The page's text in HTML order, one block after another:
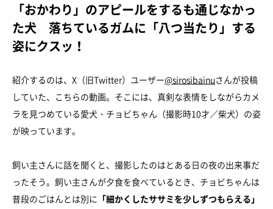
「おかわり」のアピールをするも通じなかっ
た犬 落ちているガムに「八つ当たり」する
姿にクスッ！
紹介するのは、X（旧Twitter）ユーザー@sirosibainuさんが投稿
していた、こちらの動画。そこには、真剣な表情をしながらカメ
ラを見つめている愛犬・チョビちゃん（撮影時10才／柴犬）の姿
が映っています。
飼い主さんに話を聞くと、撮影したのはとある日の夜の出来事だ
ったそう。飼い主さんが夕食を食べているとき、チョビちゃんは
普段のごはんとは別に 「細かくしたササミを少しずつもらえる」